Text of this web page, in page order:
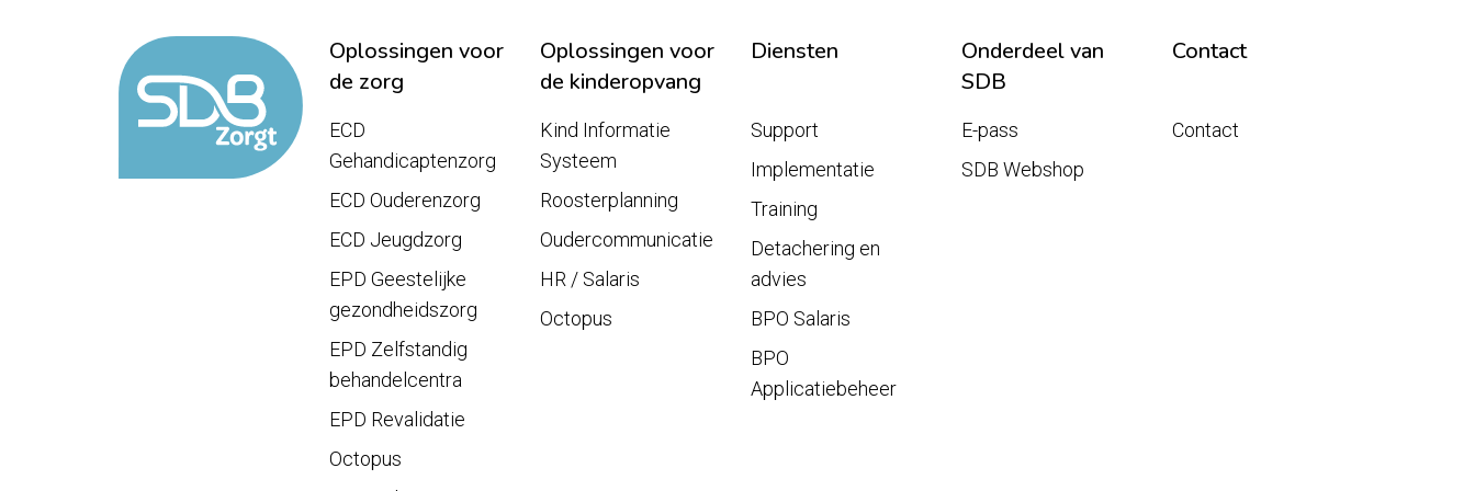
Oplossingen voor
de zorg
Oplossingen voor
de kinderopvang
Diensten
Onderdeel van
SDB
Contact
ECD
Gehandicaptenzorg
ECD Ouderenzorg
ECD Jeugdzorg
EPD Geestelijke
gezondheidszorg
EPD Zelfstandig
behandelcentra
EPD Revalidatie
Octopus
Kind Informatie
Systeem
Roosterplanning
Oudercommunicatie
HR / Salaris
Octopus
Support
Implementatie
Training
Detachering en
advies
BPO Salaris
BPO
Applicatiebeheer
E-pass
SDB Webshop
Contact